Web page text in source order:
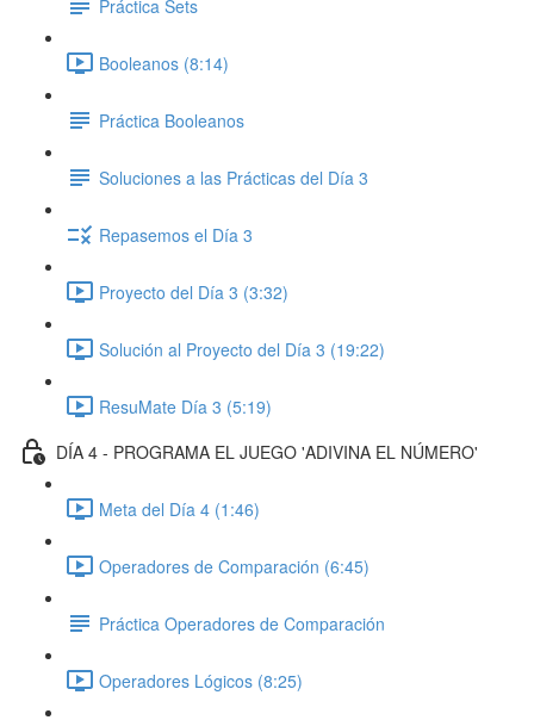
Práctica Sets
Booleanos (8:14)
Práctica Booleanos
Soluciones a las Prácticas del Día 3
Repasemos el Día 3
Proyecto del Día 3 (3:32)
Solución al Proyecto del Día 3 (19:22)
ResuMate Día 3 (5:19)
DÍA 4 - PROGRAMA EL JUEGO 'ADIVINA EL NÚMERO'
Meta del Día 4 (1:46)
Operadores de Comparación (6:45)
Práctica Operadores de Comparación
Operadores Lógicos (8:25)